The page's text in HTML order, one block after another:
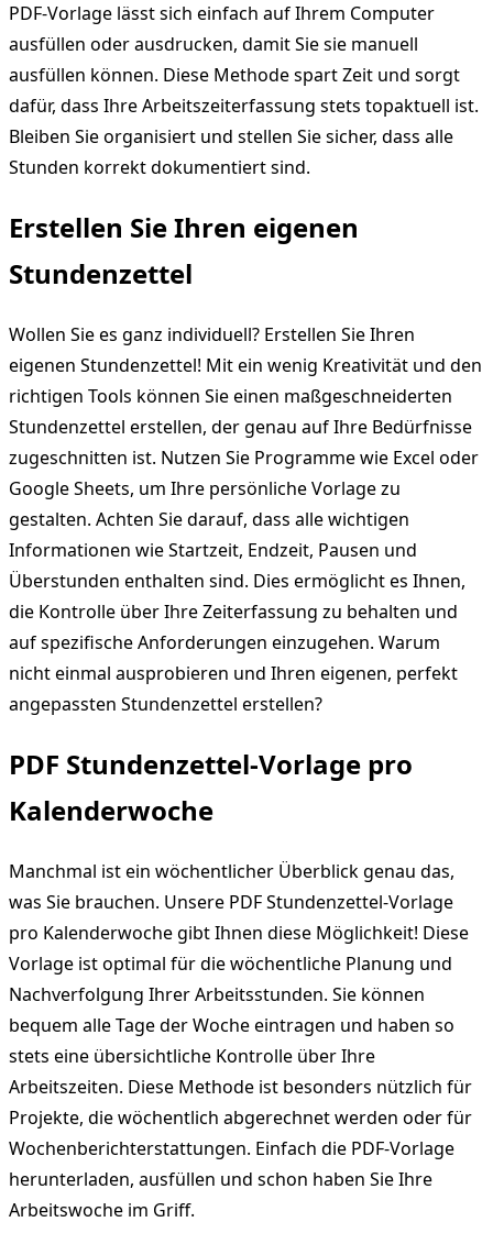
PDF-Vorlage lässt sich einfach auf Ihrem Computer
ausfüllen oder ausdrucken, damit Sie sie manuell
ausfüllen können. Diese Methode spart Zeit und sorgt
dafür, dass Ihre Arbeitszeiterfassung stets topaktuell ist.
Bleiben Sie organisiert und stellen Sie sicher, dass alle
Stunden korrekt dokumentiert sind.
Erstellen Sie Ihren eigenen
Stundenzettel
Wollen Sie es ganz individuell? Erstellen Sie Ihren
eigenen Stundenzettel! Mit ein wenig Kreativität und den
richtigen Tools können Sie einen maßgeschneiderten
Stundenzettel erstellen, der genau auf Ihre Bedürfnisse
zugeschnitten ist. Nutzen Sie Programme wie Excel oder
Google Sheets, um Ihre persönliche Vorlage zu
gestalten. Achten Sie darauf, dass alle wichtigen
Informationen wie Startzeit, Endzeit, Pausen und
Überstunden enthalten sind. Dies ermöglicht es Ihnen,
die Kontrolle über Ihre Zeiterfassung zu behalten und
auf spezifische Anforderungen einzugehen. Warum
nicht einmal ausprobieren und Ihren eigenen, perfekt
angepassten Stundenzettel erstellen?
PDF Stundenzettel-Vorlage pro
Kalenderwoche
Manchmal ist ein wöchentlicher Überblick genau das,
was Sie brauchen. Unsere PDF Stundenzettel-Vorlage
pro Kalenderwoche gibt Ihnen diese Möglichkeit! Diese
Vorlage ist optimal für die wöchentliche Planung und
Nachverfolgung Ihrer Arbeitsstunden. Sie können
bequem alle Tage der Woche eintragen und haben so
stets eine übersichtliche Kontrolle über Ihre
Arbeitszeiten. Diese Methode ist besonders nützlich für
Projekte, die wöchentlich abgerechnet werden oder für
Wochenberichterstattungen. Einfach die PDF-Vorlage
herunterladen, ausfüllen und schon haben Sie Ihre
Arbeitswoche im Griff.